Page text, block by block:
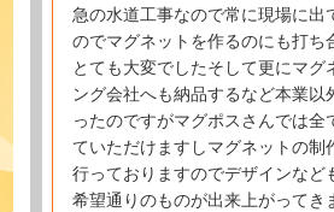
急の水道工事なので常に現場に出
のでマグネットを作るのにも打ち
とても大変でしたそして更にマグ
ング会社へも納品するなど本業以
ったのですがマグポスさんでは全
ていただけますしマグネットの制
行っておりますのでデザインなど
希望通りのものが出来上がってき